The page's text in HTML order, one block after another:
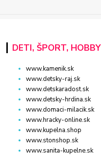
DETI, ŠPORT, HOBBY
www.kamenik.sk
www.detsky-raj.sk
www.detskaradost.sk
www.detsky-hrdina.sk
www.domaci-milacik.sk
www.hracky-online.sk
www.kupelna.shop
www.stonshop.sk
www.sanita-kupelne.sk